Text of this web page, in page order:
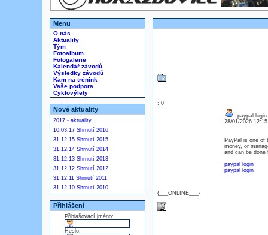
Menu
O nás
Aktuality
Tým
Fotoalbum
Fotogalerie
Kalendář závodů
Výsledky závodů
Kam na trénink
Vaše podpora
Cyklovýlety
Nové aktuality
2017 - aktuality
10.03.17 Shrnutí 2016
31.12.15 Shrnutí 2015
31.12.14 Shrnutí 2014
31.12.13 Shrnutí 2013
31.12.12 Shrnutí 2012
31.12.11 Shrnutí 2011
31.12.10 Shrnutí 2010
Přihlášení
Přihlašovací jméno:
Heslo:
: 0
{___ONLINE___}
paypal login
28/01/2026
PayPal is one of
money, or
and can be done
paypal login
paypal login